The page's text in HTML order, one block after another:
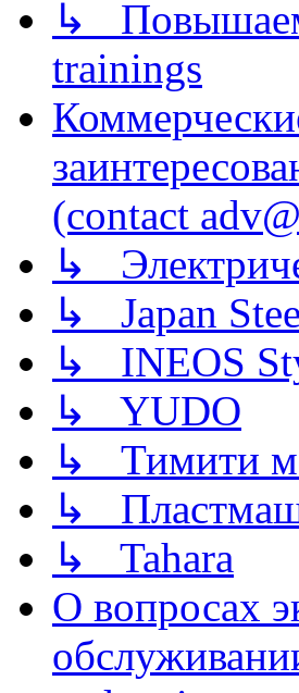
↳ Повышаем
trainings
(contact
↳
↳ Japan
↳ INEOS
↳ YUDO
↳ Тимити
↳
↳ Tahara
О вопросах